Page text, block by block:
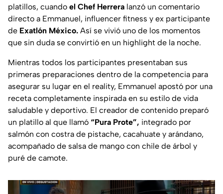
platillos, cuando el Chef Herrera lanzó un comentario
directo a Emmanuel, influencer fitness y ex participante
de Exatlón México. Así se vivió uno de los momentos
que sin duda se convirtió en un highlight de la noche.
Mientras todos los participantes presentaban sus
primeras preparaciones dentro de la competencia para
asegurar su lugar en el reality, Emmanuel apostó por una
receta completamente inspirada en su estilo de vida
saludable y deportivo. El creador de contenido preparó
un platillo al que llamó “Pura Prote”, integrado por
salmón con costra de pistache, cacahuate y arándano,
acompañado de salsa de mango con chile de árbol y
puré de camote.